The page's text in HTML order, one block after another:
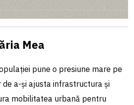
Mea
pune o presiune mare pe
a-și ajusta infrastructura și
mobilitatea urbană pentru